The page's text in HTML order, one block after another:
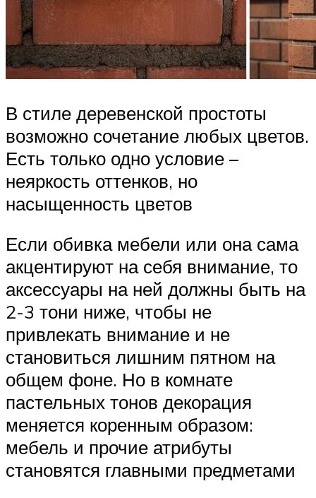
В стиле деревенской простоты
возможно сочетание любых цветов.
Есть только одно условие –
неяркость оттенков, но
насыщенность цветов
Если обивка мебели или она сама
акцентируют на себя внимание, то
аксессуары на ней должны быть на
2-3 тони ниже, чтобы не
привлекать внимание и не
становиться лишним пятном на
общем фоне. Но в комнате
пастельных тонов декорация
меняется коренным образом:
мебель и прочие атрибуты
становятся главными предметами